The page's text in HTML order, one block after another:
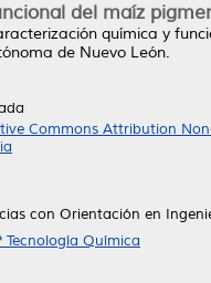
del maíz
química y
de Nuevo León.
Commons Attribution
con Orientación en
Tecnología Química